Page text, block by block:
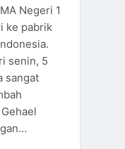
Negeri 1
ke pabrik
senin, 5
sangat